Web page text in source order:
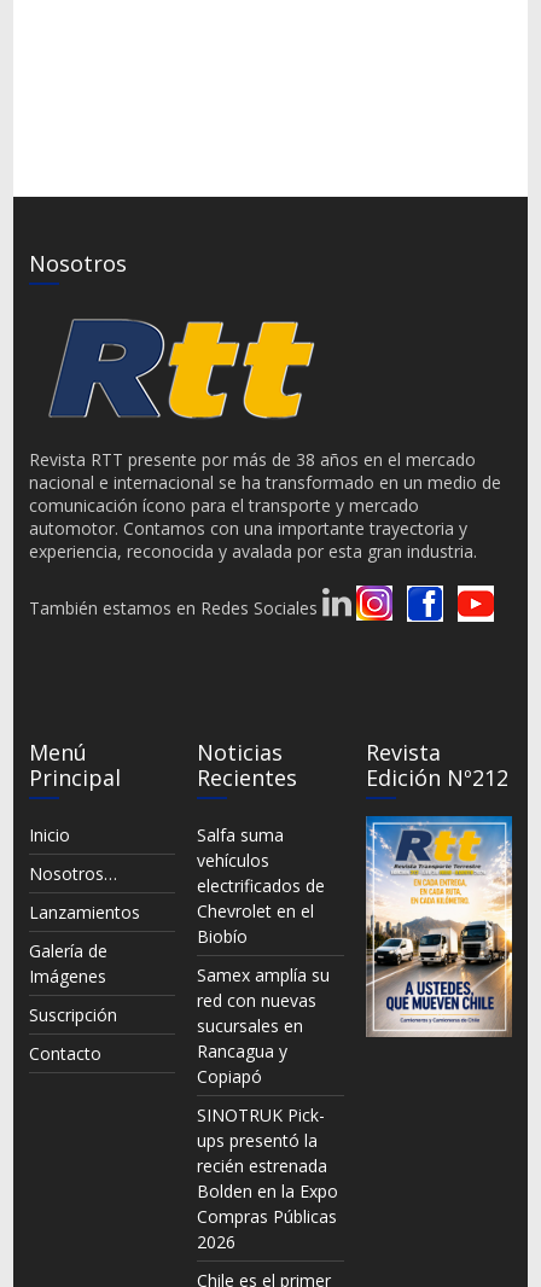
Nosotros
Revista RTT presente por más de 38 años en el mercado
nacional e internacional se ha transformado en un medio de
comunicación ícono para el transporte y mercado
automotor. Contamos con una importante trayectoria y
experiencia, reconocida y avalada por esta gran industria.
También estamos en Redes Sociales
Menú
Principal
Inicio
Nosotros…
Lanzamientos
Galería de
Imágenes
Suscripción
Contacto
Noticias
Recientes
Salfa suma
vehículos
electrificados de
Chevrolet en el
Biobío
Samex amplía su
red con nuevas
sucursales en
Rancagua y
Copiapó
SINOTRUK Pick-
ups presentó la
recién estrenada
Bolden en la Expo
Compras Públicas
2026
Chile es el primer
Revista
Edición Nº212